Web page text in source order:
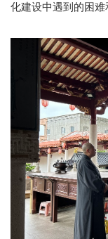
化建设中遇到的困难